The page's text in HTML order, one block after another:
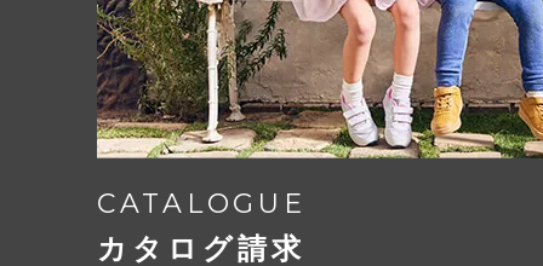
CATALOGUE
カタログ請求